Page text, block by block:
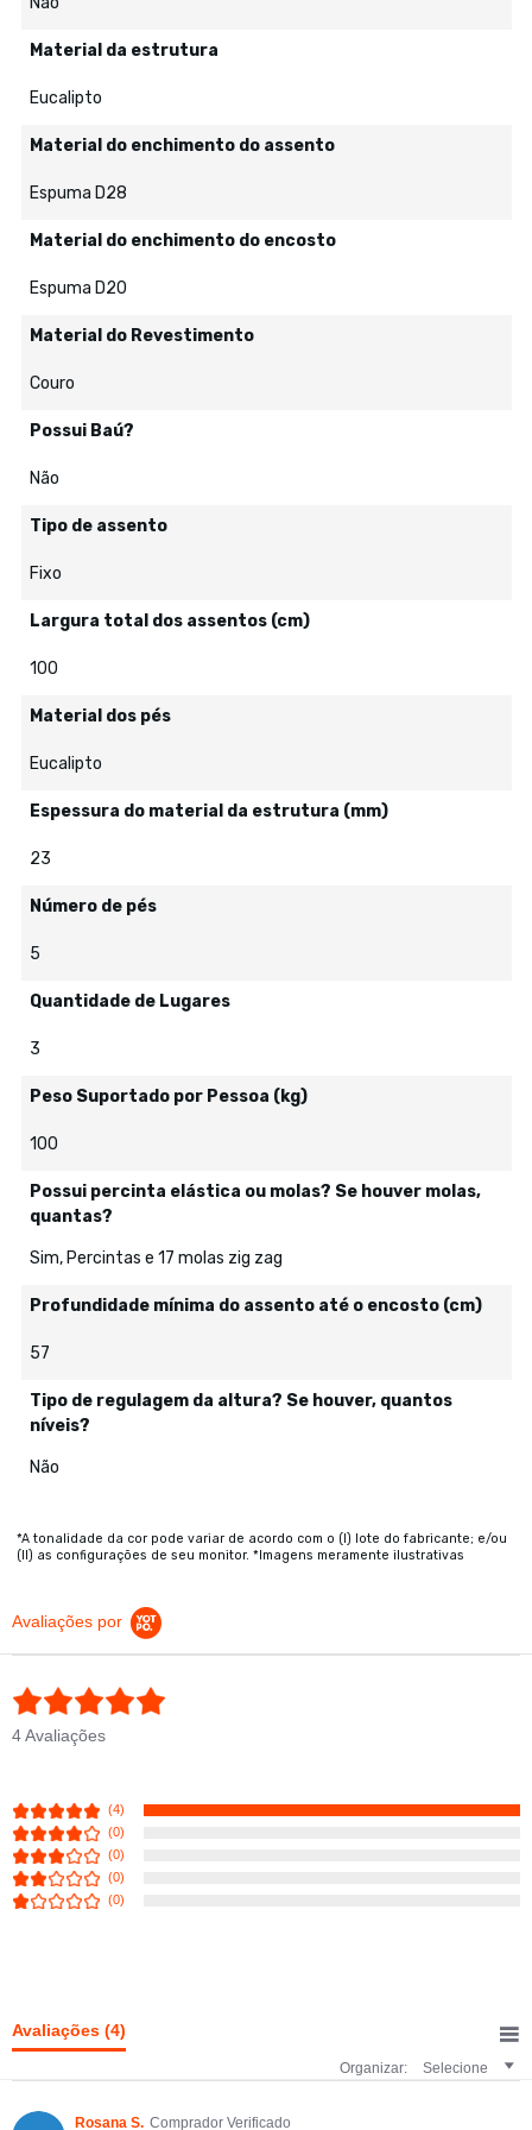
Material da estrutura
Eucalipto
Material do enchimento do assento
Espuma D28
Material do enchimento do encosto
Espuma D20
Material do Revestimento
Couro
Possui Baú?
Não
Tipo de assento
Fixo
Largura total dos assentos (cm)
100
Material dos pés
Eucalipto
Espessura do material da estrutura (mm)
23
Número de pés
5
Quantidade de Lugares
3
Peso Suportado por Pessoa (kg)
100
Possui percinta elástica ou molas? Se houver molas,
quantas?
Sim, Percintas e 17 molas zig zag
Profundidade mínima do assento até o encosto (cm)
57
Tipo de regulagem da altura? Se houver, quantos
níveis?
Não
*A tonalidade da cor pode variar de acordo com o (I) lote do fabricante; e/ou
(II) as configurações de seu monitor. *Imagens meramente ilustrativas
Avaliações por
4 Avaliações
(4)
(0)
(0)
(0)
(0)
Avaliações (4)
Organizar: Selecione
Rosana S. Comprador Verificado